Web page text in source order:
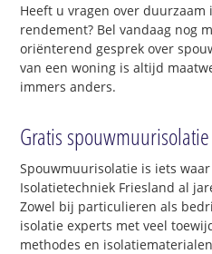
Heeft u vragen over duurzaam
rendement? Bel vandaag nog
oriënterend gesprek over
van een woning is altijd
immers anders.
Gratis
Spouwmuurisolatie is iets
Isolatietechniek Friesland al
Zowel bij particulieren als
isolatie experts met veel
methodes en